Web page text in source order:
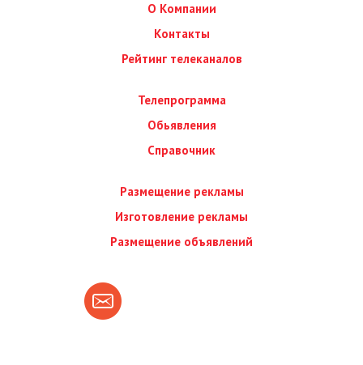
О Компании
Контакты
Рейтинг телеканалов
Телепрограмма
Обьявления
Справочник
Размещение рекламы
Изготовление рекламы
Размещение объявлений